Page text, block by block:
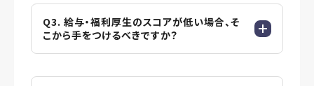
Q3. 給与・福利厚生のスコアが低い場合、そ
こから手をつけるべきですか？